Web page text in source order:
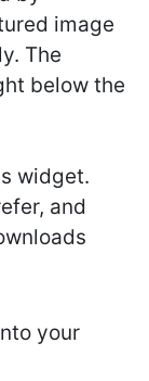
image
The
below the
widget.
and
your